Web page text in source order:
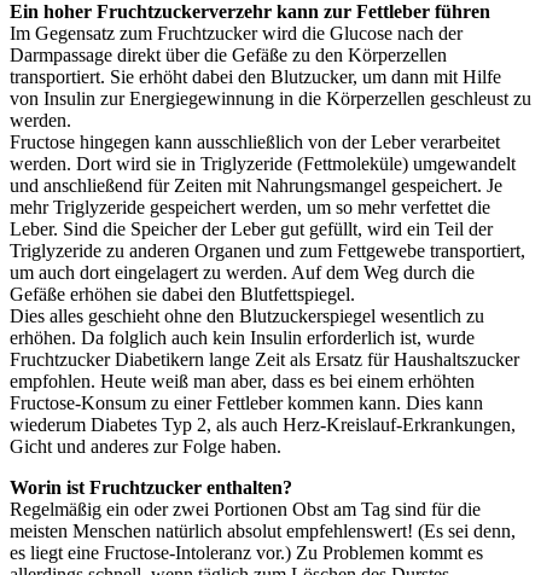
Ein hoher Fruchtzuckerverzehr kann zur Fettleber führen
Im Gegensatz zum Fruchtzucker wird die Glucose nach der
Darmpassage direkt über die Gefäße zu den Körperzellen
transportiert. Sie erhöht dabei den Blutzucker, um dann mit Hilfe
von Insulin zur Energiegewinnung in die Körperzellen geschleust zu
werden.
Fructose hingegen kann ausschließlich von der Leber verarbeitet
werden. Dort wird sie in Triglyzeride (Fettmoleküle) umgewandelt
und anschließend für Zeiten mit Nahrungsmangel gespeichert. Je
mehr Triglyzeride gespeichert werden, um so mehr verfettet die
Leber. Sind die Speicher der Leber gut gefüllt, wird ein Teil der
Triglyzeride zu anderen Organen und zum Fettgewebe transportiert,
um auch dort eingelagert zu werden. Auf dem Weg durch die
Gefäße erhöhen sie dabei den Blutfettspiegel.
Dies alles geschieht ohne den Blutzuckerspiegel wesentlich zu
erhöhen. Da folglich auch kein Insulin erforderlich ist, wurde
Fruchtzucker Diabetikern lange Zeit als Ersatz für Haushaltszucker
empfohlen. Heute weiß man aber, dass es bei einem erhöhten
Fructose-Konsum zu einer Fettleber kommen kann. Dies kann
wiederum Diabetes Typ 2, als auch Herz-Kreislauf-Erkrankungen,
Gicht und anderes zur Folge haben.
Worin ist Fruchtzucker enthalten?
Regelmäßig ein oder zwei Portionen Obst am Tag sind für die
meisten Menschen natürlich absolut empfehlenswert! (Es sei denn,
es liegt eine Fructose-Intoleranz vor.) Zu Problemen kommt es